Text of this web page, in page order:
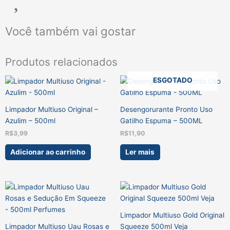
Você também vai gostar
Produtos relacionados
Limpador Multiuso Original –
Azulim – 500ml
R$3,99
Adicionar ao carrinho
ESGOTADO
Desengorurante Pronto Uso
Gatilho Espuma – 500ML
R$11,90
Ler mais
Limpador Multiuso Uau Rosas e
Limpador Multiuso Gold Original
Squeeze 500ml Veja